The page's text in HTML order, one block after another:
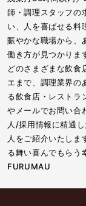
師・調理スタッフの
い、人を喜ばせる料
賑やかな職場から、
働き方が見つかりま
どのさまざまな飲食
エまで、調理業界の
る飲食店・レストラ
やメールでお問い合
人/採用情報に精通
人をご紹介いたしま
る舞い喜んでもらう
FURUMAU